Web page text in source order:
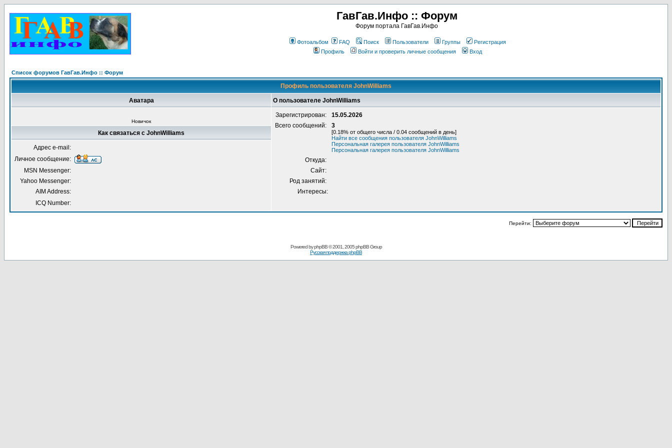
ГавГав.Инфо :: Форум
Форум портала ГавГав.Инфо
Фотоальбом FAQ Поиск Пользователи Группы
Регистрация
Профиль
Войти и проверить личные сообщения Вход
Список форумов ГавГав.Инфо :: Форум
Профиль пользователя JohnWilliams
Аватара О пользователе JohnWilliams
Новичок
Зарегистрирован:
15.05.2026
Всего сообщений:
3
[0.18% от общего числа / 0.04 сообщений в день]
Найти все сообщения пользователя JohnWilliams
Персональная галерея пользователя JohnWilliams
Персональная галерея пользователя JohnWilliams
Откуда:
Сайт:
Род занятий:
Интересы:
Как связаться с JohnWilliams
Адрес e-mail:
Личное сообщение:
MSN Messenger:
Yahoo Messenger:
AIM Address:
ICQ Number:
Перейти:
Powered byphpBB© 2001, 2005 phpBB Group
Русская поддержка phpBB